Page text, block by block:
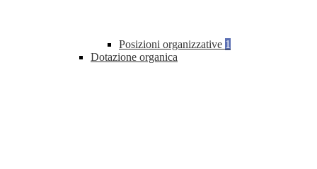
Posizioni organizzative 1
Dotazione organica